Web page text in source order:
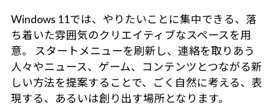
Windows 11では、やりたいことに集中できる、落
ち着いた雰囲気のクリエイティブなスペースを用
意。 スタートメニューを刷新し、連絡を取りあう
人々やニュース、ゲーム、コンテンツとつながる新
しい方法を提案することで、ごく自然に考える、表
現する、あるいは創り出す場所となります。